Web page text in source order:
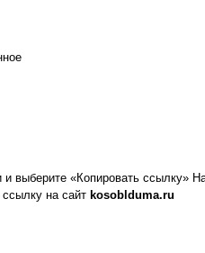
выберите «Копировать ссылку»
на сайт kosoblduma.ru